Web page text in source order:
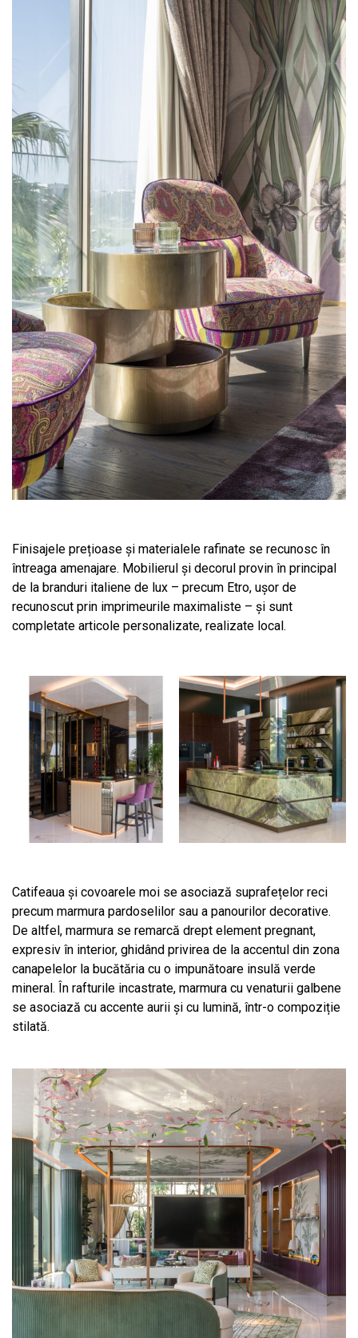
Finisajele prețioase și materialele rafinate se recunosc în
întreaga amenajare. Mobilierul și decorul provin în principal
de la branduri italiene de lux – precum Etro, ușor de
recunoscut prin imprimeurile maximaliste – și sunt
completate articole personalizate, realizate local.
Catifeaua și covoarele moi se asociază suprafețelor reci
precum marmura pardoselilor sau a panourilor decorative.
De altfel, marmura se remarcă drept element pregnant,
expresiv în interior, ghidând privirea de la accentul din zona
canapelelor la bucătăria cu o impunătoare insulă verde
mineral. În rafturile incastrate, marmura cu venaturii galbene
se asociază cu accente aurii și cu lumină, într-o compoziție
stilată.